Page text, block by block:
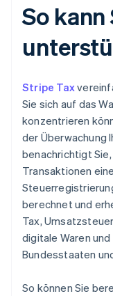
So kann
Stripe Tax
Sie sich auf das
konzentrieren
der Überwachung
benachrichtigt
Transaktionen
berechnet und
Tax,
digitale Waren
Bundesstaaten
So können Sie